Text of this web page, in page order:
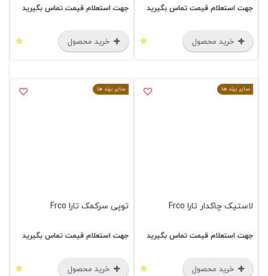
جهت استعلام قیمت تماس بگیرید
خرید محصول
جهت استعلام قیمت تماس بگیرید
خرید محصول
سایر برند ها
لاستیک چاکدار تارا Frco
جهت استعلام قیمت تماس بگیرید
خرید محصول
سایر برند ها
توپی سرکمک تارا Frco
جهت استعلام قیمت تماس بگیرید
خرید محصول